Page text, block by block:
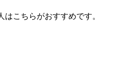
こちらがおすすめです。